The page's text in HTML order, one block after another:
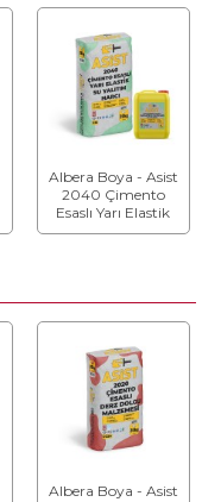
Albera Boya - Asist
2040 Çimento
Esaslı Yarı Elastik
Su Yalıtım
Albera Boya - Asist